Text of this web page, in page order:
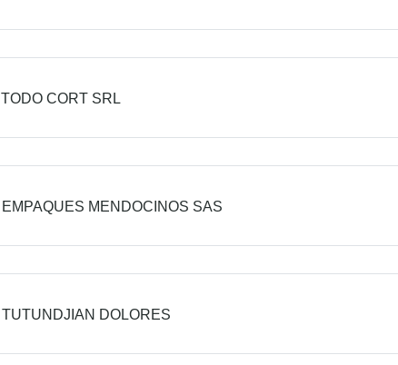
TODO CORT SRL
EMPAQUES MENDOCINOS SAS
TUTUNDJIAN DOLORES